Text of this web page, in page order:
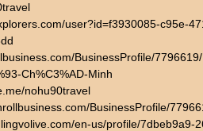
user?id=f3930085-c95e-
BusinessProfile/
Ch%C3%AD-Minh
nohu90travel
BusinessProfile/
en-us/profile/7dbeb9a9-